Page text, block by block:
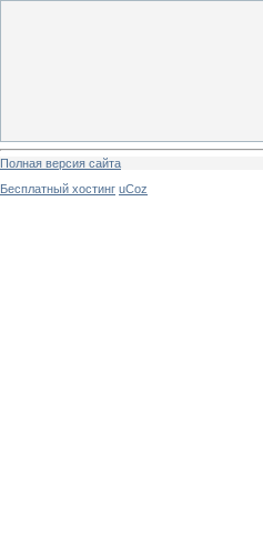
Полная версия сайта
Бесплатный хостинг uCoz